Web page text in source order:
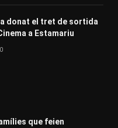
donat el tret de sortida
a Estamariu
que feien